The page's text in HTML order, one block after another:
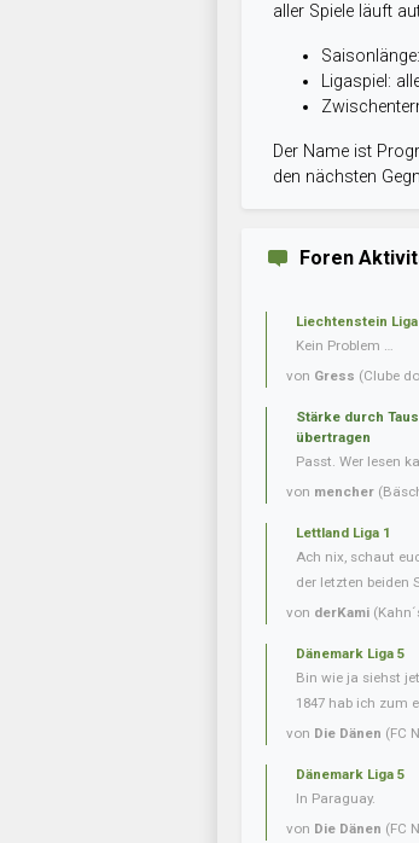
aller Spiele läuft
Ligaspiel:
Der Name ist
den nächsten
Foren
Liechtenstein
Kein Problem …
von Gress (Clube
Stärke durch
übertragen
Passt. Wer lesen
von mencher
Lettland Liga 1
Ach nix, schaut
der letzten beiden
von derKami
Dänemark Liga 5
Bin wie ja siehst
1847 hab ich zum
von Die Dänen (FC
Dänemark Liga 5
In Paraguay.
von Die Dänen (FC